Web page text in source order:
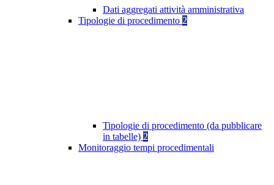
Dati aggregati attività amministrativa
Tipologie di procedimento 2
Tipologie di procedimento (da pubblicare
in tabelle) 2
Monitoraggio tempi procedimentali